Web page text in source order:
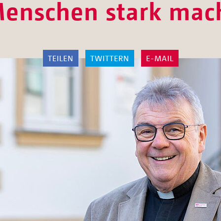
stark
TEILEN TWITTERN E-MAIL